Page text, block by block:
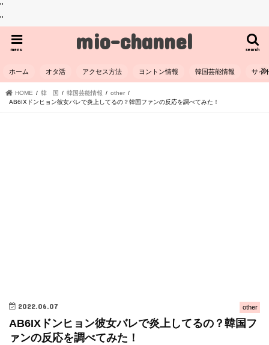
"
"
mio-channel search
menu
ホーム オタ活 アクセス方法 ヨントン情報 韓国芸能情報 サイ
HOME 韓 国 韓国芸能情報
other
AB6IXドンヒョン彼女バレで炎上してるの？韓国ファンの反応を調べてみた！
other
2022.06.07
AB6IXドンヒョン彼女バレで炎上してるの？韓国フ
ァンの反応を調べてみた！